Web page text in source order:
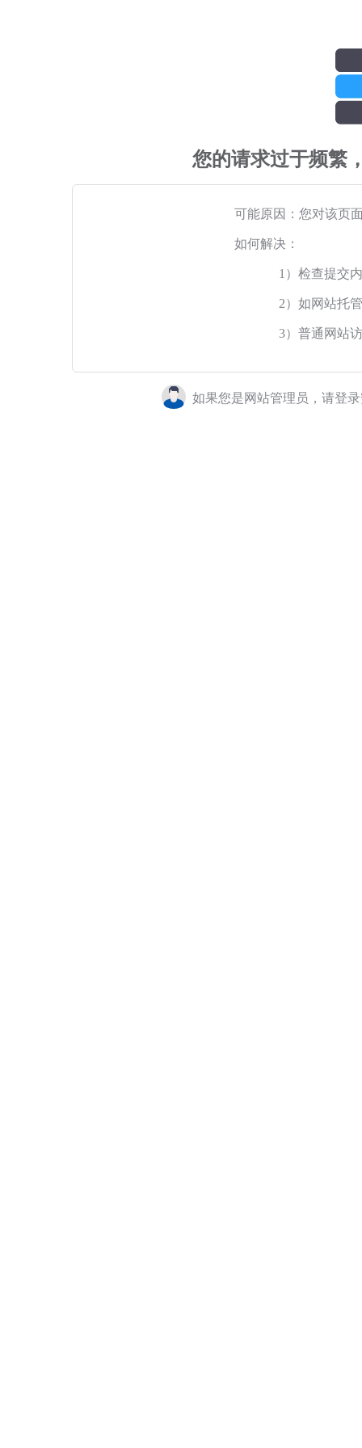
您的请求过于频繁
可能原因：您对该页
如何解决：
1）检查提交
2）如网站托
3）普通网站
如果您是网站管理员，请登